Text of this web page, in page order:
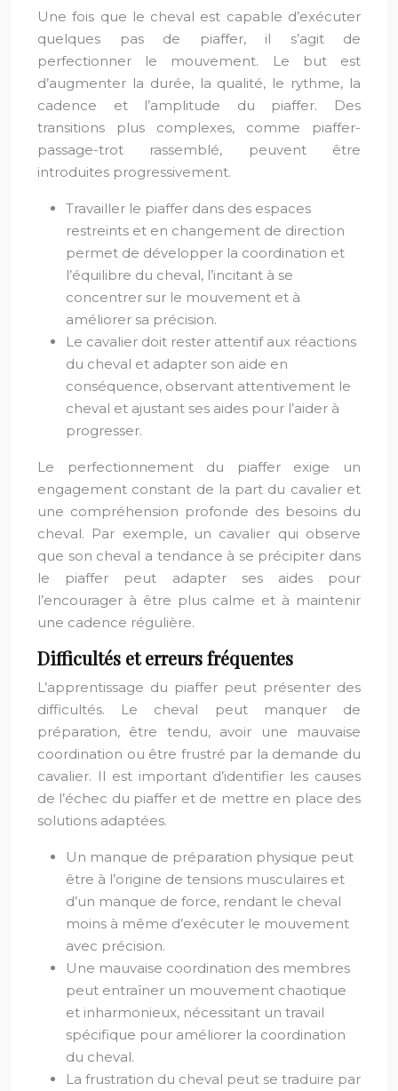
Une fois que le cheval est capable d’exécuter
quelques pas de piaffer, il s’agit de
perfectionner le mouvement. Le but est
d’augmenter la durée, la qualité, le rythme, la
cadence et l’amplitude du piaffer. Des
transitions plus complexes, comme piaffer-
passage-trot rassemblé, peuvent être
introduites progressivement.
Travailler le piaffer dans des espaces
restreints et en changement de direction
permet de développer la coordination et
l’équilibre du cheval, l’incitant à se
concentrer sur le mouvement et à
améliorer sa précision.
Le cavalier doit rester attentif aux réactions
du cheval et adapter son aide en
conséquence, observant attentivement le
cheval et ajustant ses aides pour l’aider à
progresser.
Le perfectionnement du piaffer exige un
engagement constant de la part du cavalier et
une compréhension profonde des besoins du
cheval. Par exemple, un cavalier qui observe
que son cheval a tendance à se précipiter dans
le piaffer peut adapter ses aides pour
l’encourager à être plus calme et à maintenir
une cadence régulière.
Difficultés et erreurs fréquentes
L’apprentissage du piaffer peut présenter des
difficultés. Le cheval peut manquer de
préparation, être tendu, avoir une mauvaise
coordination ou être frustré par la demande du
cavalier. Il est important d’identifier les causes
de l’échec du piaffer et de mettre en place des
solutions adaptées.
Un manque de préparation physique peut
être à l’origine de tensions musculaires et
d’un manque de force, rendant le cheval
moins à même d’exécuter le mouvement
avec précision.
Une mauvaise coordination des membres
peut entraîner un mouvement chaotique
et inharmonieux, nécessitant un travail
spécifique pour améliorer la coordination
du cheval.
La frustration du cheval peut se traduire par